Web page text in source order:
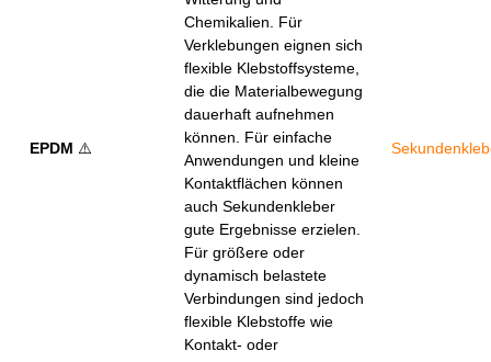
EPDM ⚠️
Chemikalien. Für
Verklebungen eignen sich
flexible Klebstoffsysteme,
die die Materialbewegung
dauerhaft aufnehmen
können. Für einfache
Anwendungen und kleine
Kontaktflächen können
auch Sekundenkleber
gute Ergebnisse erzielen.
Für größere oder
dynamisch belastete
Verbindungen sind jedoch
flexible Klebstoffe wie
Kontakt- oder